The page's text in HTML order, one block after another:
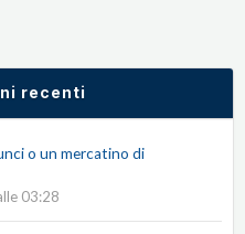
recenti
o un mercatino di
03:28